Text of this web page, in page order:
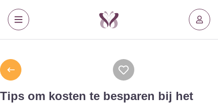
Tips om kosten te besparen bij het